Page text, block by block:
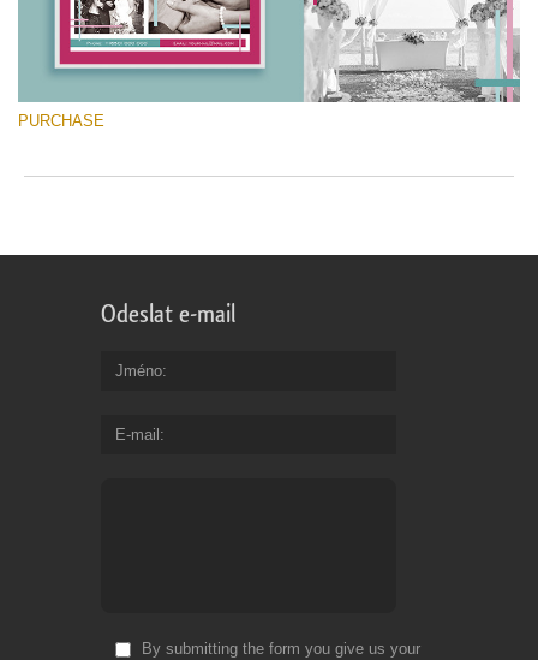
PURCHASE
Odeslat e-mail
Jméno
E-mail
By submitting the form you give us your